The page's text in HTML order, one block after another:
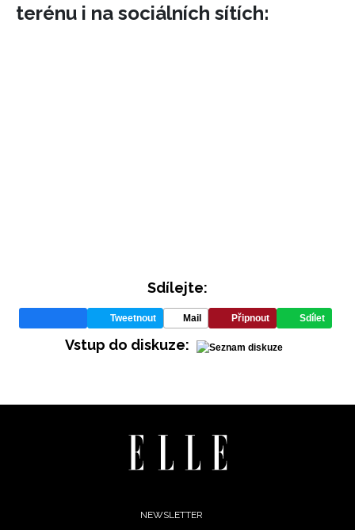
INFORMACE
terénu i na sociálních sítích:
Sdílejte:
Tweetnout Mail Připnout Sdílet
Vstup do diskuze:
NEWSLETTER